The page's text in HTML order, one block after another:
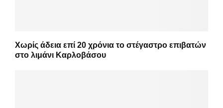
Χωρίς άδεια επί 20 χρόνια το στέγαστρο επιβατών
στο λιμάνι Καρλοβάσου